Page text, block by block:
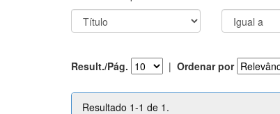
Result./Pág. | Ordenar por
Resultado 1-1 de 1.